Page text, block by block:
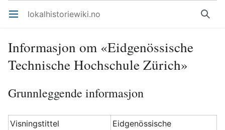
Åpne hovedmenyen lokalhistoriewiki.no Søk
Informasjon om «Eidgenössische
Technische Hochschule Zürich»
Grunnleggende informasjon
Visningstittel
Eidgenössische